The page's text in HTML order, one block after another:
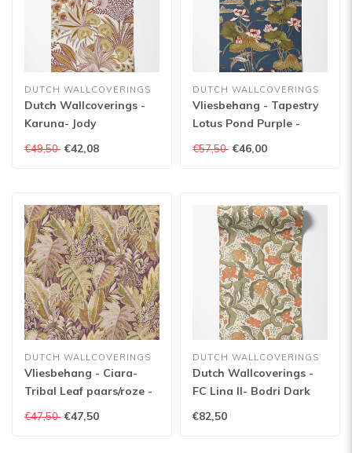
DUTCH WALLCOVERINGS
Dutch Wallcoverings -
Karuna- Jody
wit/oranje/rood - A69001
€49,50 €42,08
DUTCH WALLCOVERINGS
Vliesbehang - Tapestry
Lotus Pond Purple -
TP422705
€57,50 €46,00
DUTCH WALLCOVERINGS
Vliesbehang - Ciara-
Tribal Leaf paars/roze -
A58401
€47,50 €47,50
DUTCH WALLCOVERINGS
Dutch Wallcoverings -
FC Lina II- Bodri Dark
green - 65119
€82,50